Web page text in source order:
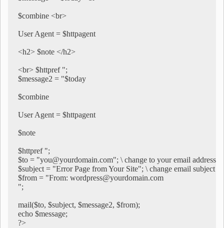
$combine <br>
User Agent = $httpagent
<h2> $note </h2>
<br> $httpref ";
$message2 = "$today
$combine
User Agent = $httpagent
$note
$httpref ";
$to = "you@yourdomain.com"; \ change to your email address
$subject = "Error Page from Your Site"; \ change email subject
$from = "From: wordpress@yourdomain.com
";
mail($to, $subject, $message2, $from);
echo $message;
?>